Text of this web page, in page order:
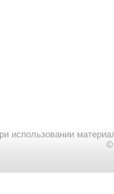
использовании